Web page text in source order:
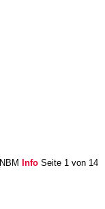
NBM Info Seite 1 von 14